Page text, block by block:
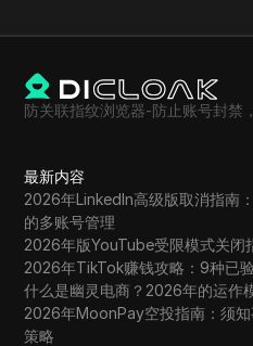
防关联指纹浏览器-防止账号封禁
最新内容
2026年LinkedIn高级版取消指南
的多账号管理
2026年版YouTube受限模式关闭
2026年TikTok赚钱攻略：9种已
什么是幽灵电商？2026年的运作
2026年MoonPay空投指南：须
策略